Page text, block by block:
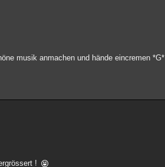
musik anmachen und hände eincremen *G*
!